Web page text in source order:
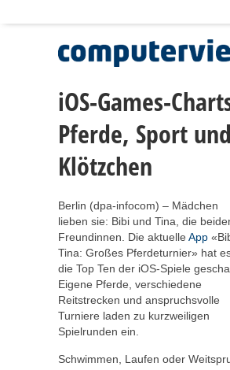
iOS-Games-
Pferde, Sport und
Klötzchen
Berlin (dpa-infocom) – Mädchen
lieben sie: Bibi und Tina, die
Freundinnen. Die aktuelle App
Tina: Großes Pferdeturnier» hat
die Top Ten der iOS-Spiele
Eigene Pferde, verschiedene
Reitstrecken und anspruchsvolle
Turniere laden zu kurzweiligen
Spielrunden ein.
Schwimmen, Laufen oder